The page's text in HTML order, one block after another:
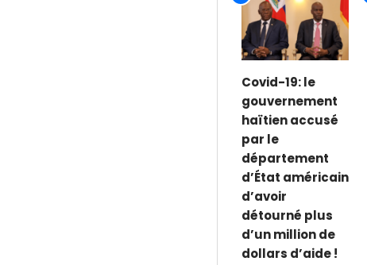
Covid-19: le
gouvernement
haïtien accusé
par le
département
d’État américain
d’avoir
détourné plus
d’un million de
dollars d’aide !